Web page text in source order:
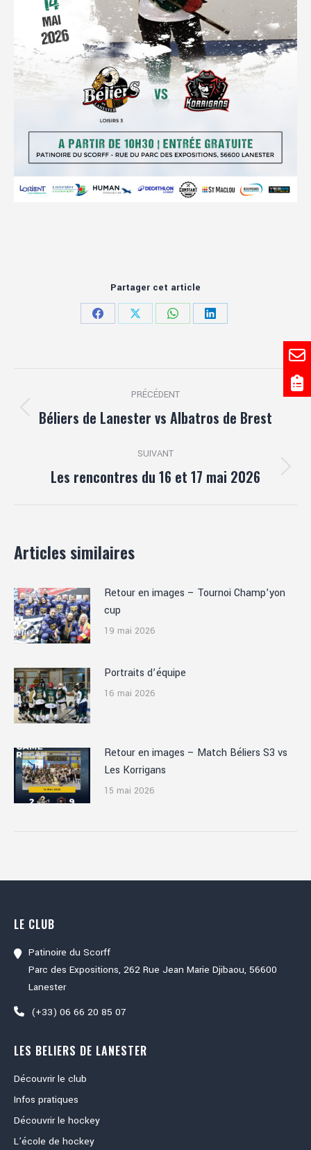
Partager cet article
PartagerPartagerPartagerPartager
article
PRÉCÉDENT
Article
:
Béliers de Lanester vs Albatros de Brest
SUIVANT
Article
Les rencontres du 16 et 17 mai 2026
Articles similaires
Retour en images – Tournoi Champ’yon
cup
19 mai 2026
Portraits d’équipe
16 mai 2026
Retour en images – Match Béliers S3 vs
Les Korrigans
15 mai 2026
LE CLUB
Patinoire du Scorff
Parc des Expositions, 262 Rue Jean Marie Djibaou, 56600
Lanester
(+33) 06 66 20 85 07
LES BELIERS DE LANESTER
Découvrir le club
Infos pratiques
Découvrir le hockey
L’école de hockey